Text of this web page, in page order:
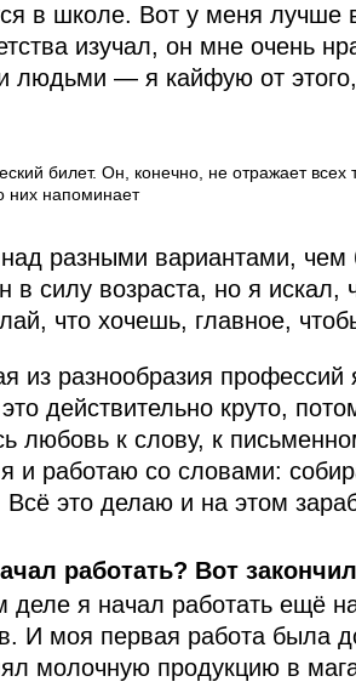
в школе. Вот у меня лучше
изучал, он мне очень
людьми — я кайфую от
билет. Он, конечно, не отражает
них напоминает
разными вариантами, чем
в силу возраста, но я
что хочешь, главное,
из разнообразия профессий
действительно круто,
любовь к слову, к
я и работаю со словами:
Всё это делаю и на этом
работать? Вот
я начал работать ещё
И моя первая работа была
молочную продукцию в